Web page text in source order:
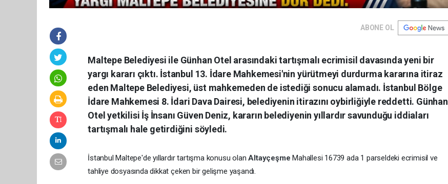
ABONE OL
Maltepe Belediyesi ile Günhan Otel arasındaki tartışmalı ecrimisil davasında yeni bir
yargı kararı çıktı. İstanbul 13. İdare Mahkemesi'nin yürütmeyi durdurma kararına itiraz
eden Maltepe Belediyesi, üst mahkemeden de istediği sonucu alamadı. İstanbul Bölge
İdare Mahkemesi 8. İdari Dava Dairesi, belediyenin itirazını oybirliğiyle reddetti. Günhan
Otel yetkilisi İş İnsanı Güven Deniz, kararın belediyenin yıllardır savunduğu iddiaları
tartışmalı hale getirdiğini söyledi.
İstanbul Maltepe'de yıllardır tartışma konusu olanAltayçeşmeMahallesi 16739 ada 1 parseldeki ecrimisil ve
tahliye dosyasında dikkat çeken bir gelişme yaşandı.